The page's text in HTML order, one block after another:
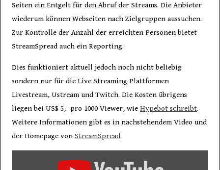
Seiten ein Entgelt für den Abruf der Streams. Die Anbieter
wiederum können Webseiten nach Zielgruppen aussuchen.
Zur Kontrolle der Anzahl der erreichten Personen bietet
StreamSpread auch ein Reporting.
Dies funktioniert aktuell jedoch noch nicht beliebig
sondern nur für die Live Streaming Plattformen
Livestream, Ustream und Twitch. Die Kosten übrigens
liegen bei US$ 5,- pro 1000 Viewer, wie Hypebot schreibt.
Weitere Informationen gibt es in nachstehendem Video und
der Homepage von StreamSpread.